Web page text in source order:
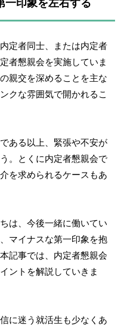
一印象を左右する
定者同士、または内定者
者懇親会を実施していま
親交を深めることを主な
クな雰囲気で開かれるこ
ある以上、緊張や不安が
。とくに内定者懇親会で
を求められるケースもあ
は、今後一緒に働いてい
マイナスな第一印象を抱
記事では、内定者懇親会
ントを解説していきま
に迷う就活生も少なくあ